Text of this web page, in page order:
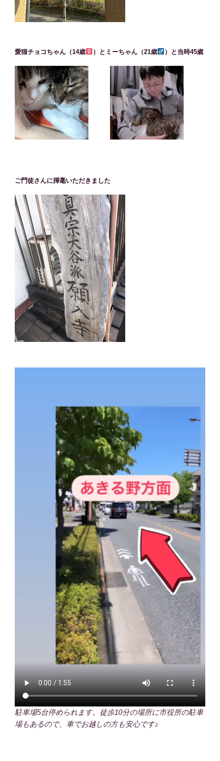
愛猫チョコちゃん（14歳 ）とミーちゃん（21歳 ）と当時45歳
ご門徒さんに揮毫いただきました
駐車場5台停められます。徒歩10分の場所に市役所の駐車
場もあるので、車でお越しの方も安心です♪